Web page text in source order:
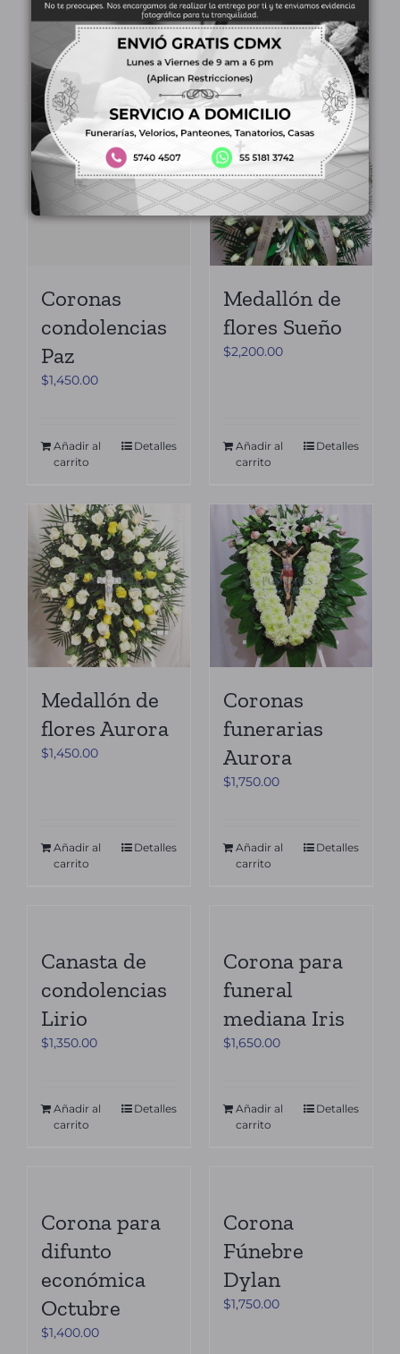
Añadir al
carrito
Detalles
Añadir al
carrito
Detalles
Coronas
condolencias
Paz
$1,450.00
Añadir al
carrito
Detalles
Medallón de
flores Sueño
$2,200.00
Añadir al
carrito
Detalles
Medallón de
flores Aurora
$1,450.00
Añadir al
carrito
Detalles
Coronas
funerarias
Aurora
$1,750.00
Añadir al
carrito
Detalles
Canasta de
condolencias
Lirio
$1,350.00
Añadir al
carrito
Detalles
Corona para
funeral
mediana Iris
$1,650.00
Añadir al
carrito
Detalles
Corona para
difunto
económica
Octubre
$1,400.00
Corona
Fúnebre
Dylan
$1,750.00